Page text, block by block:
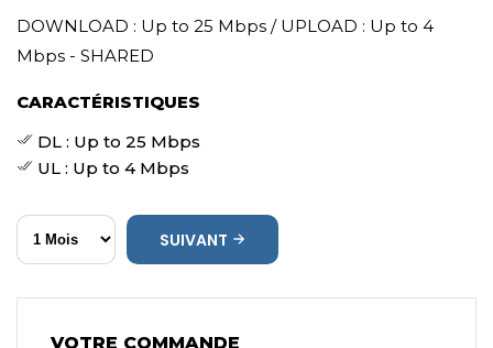
DOWNLOAD : Up to 25 Mbps / UPLOAD : Up to 4
Mbps - SHARED
CARACTÉRISTIQUES
DL : Up to 25 Mbps
UL : Up to 4 Mbps
SUIVANT
VOTRE COMMANDE